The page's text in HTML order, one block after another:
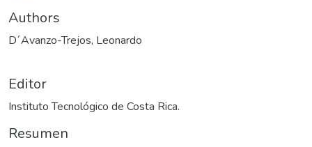
Authors
D´Avanzo-Trejos, Leonardo
Editor
Instituto Tecnológico de Costa Rica.
Resumen